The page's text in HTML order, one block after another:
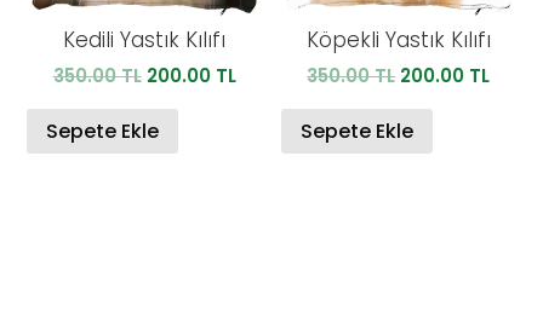
Kedili Yastık Kılıfı
350.00TL Orijinal
350.00 TL.
200.00 TLŞu
200.00 TL.
Sepete Ekle
Köpekli Yastık Kılıfı
350.00TL Orijinal
350.00 TL.
200.00 TLŞu
Sepete Ekle